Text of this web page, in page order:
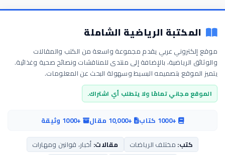
المكتبة الرياضية الشاملة
موقع إلكتروني عربي يقدم مجموعة واسعة من الكتب والمقالات
والوثائق الرياضية، بالإضافة إلى منتدى للمناقشات ونصائح صحية وغذائية.
يتميز الموقع بتصميمه البسيط وسهولة البحث عن المعلومات.
الموقع مجاني تمامًا ولا يتطلب أي اشتراك.
+1000 كتاب +10,000 مقال
+1000 وثيقة
كتب: مختلف الرياضات مقالات: أخبار، قوانين ومهارات